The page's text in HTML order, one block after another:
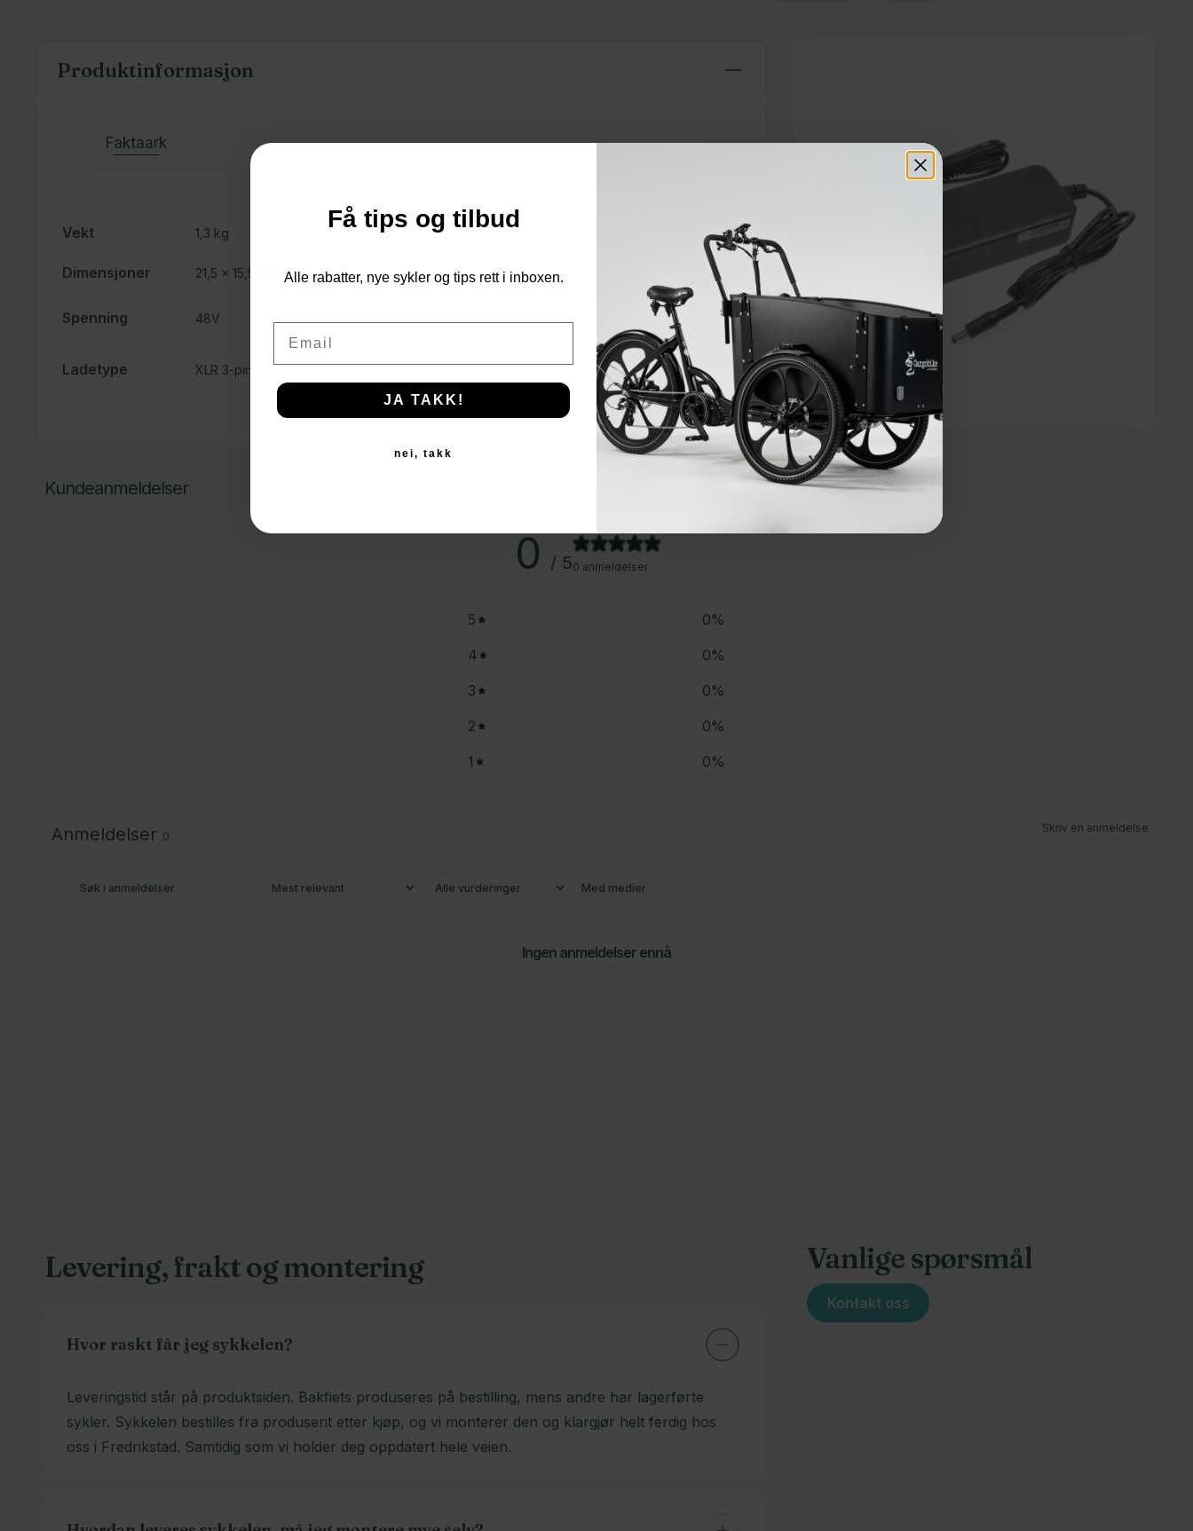
Du har ingen produkter i handlekurven.
Til Butikken
Produktinformasjon
Faktaark
Vekt 1,3 kg
Dimensjoner 21,5 × 15,5 × 10 cm
Spenning 48V
Ladetype XLR 3-pin
Kundeanmeldelser
0 / 50 anmeldelser
5 0%
4
0%
3
0%
2
0%
1
0%
Skriv en anmeldelse
Anmeldelser 0
Med medier
Ingen anmeldelser ennå
Levering, frakt og montering
Hvor raskt får jeg sykkelen?
Leveringstid står på produktsiden. Bakfiets produseres på bestilling, mens andre har lagerførte
sykler. Sykkelen bestilles fra produsent etter kjøp, og vi monterer den og klargjør helt ferdig hos
oss i Fredrikstad. Samtidig som vi holder deg oppdatert hele veien.
Vanlige spørsmål
Kontakt oss
Få tips og tilbud
Alle rabatter, nye sykler og tips rett i inboxen.
JA TAKK!
nei, takk